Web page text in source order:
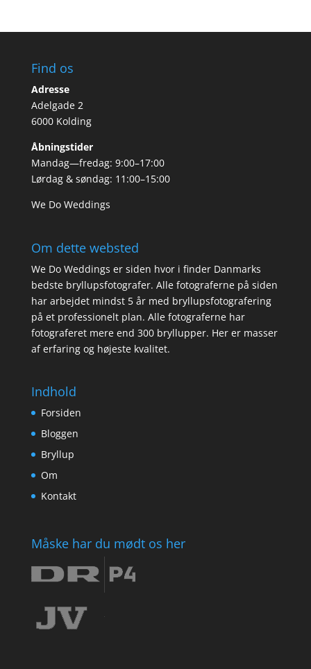
Find os
Adresse
Adelgade 2
6000 Kolding
Åbningstider
Mandag—fredag: 9:00–17:00
Lørdag & søndag: 11:00–15:00
We Do Weddings
Om dette websted
We Do Weddings er siden hvor i finder Danmarks
bedste bryllupsfotografer. Alle fotograferne på siden
har arbejdet mindst 5 år med bryllupsfotografering
på et professionelt plan. Alle fotograferne har
fotograferet mere end 300 bryllupper. Her er masser
af erfaring og højeste kvalitet.
Indhold
Forsiden
Bloggen
Bryllup
Om
Kontakt
Måske har du mødt os her